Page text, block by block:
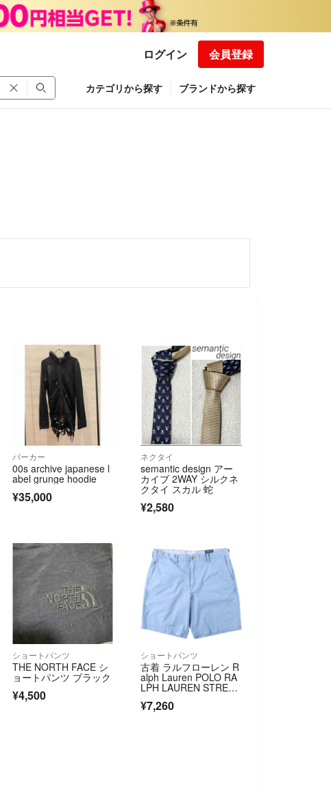
ログイン 会員登録
カテゴリから探す ブランドから探す
パーカー
00s archive japanese l
abel grunge hoodie
¥35,000
ネクタイ
semantic design アー
カイブ 2WAY シルクネ
クタイ スカル 蛇
¥2,580
ショートパンツ
THE NORTH FACE シ
ョートパンツ ブラック
¥4,500
ショートパンツ
古着 ラルフローレン R
alph Lauren POLO RA
LPH LAUREN STRETC
ョーツ ショートパン
¥7,260